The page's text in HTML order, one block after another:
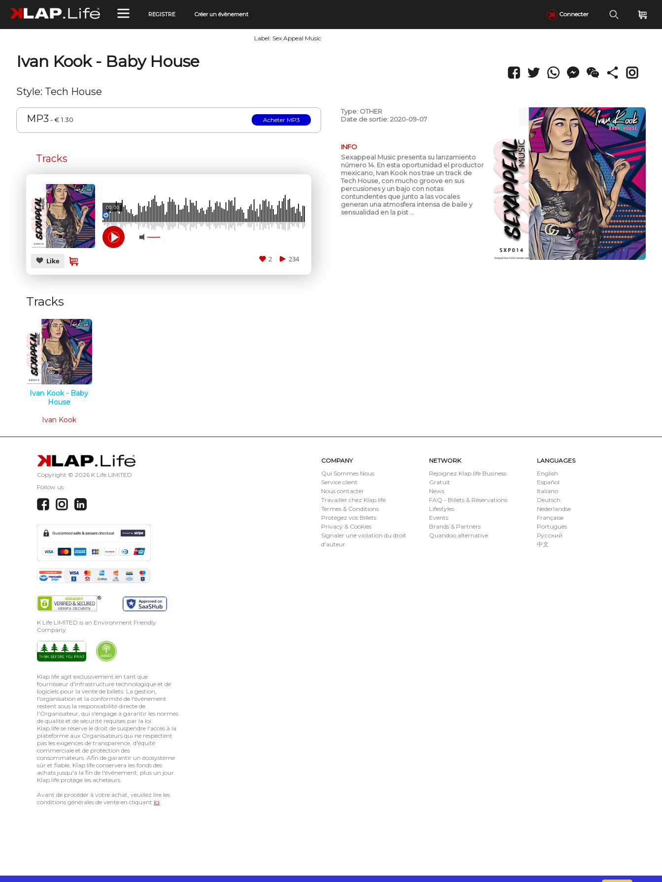
REGISTRE Créer un évènement Connecter
Label: Sex Appeal Music
Ivan Kook - Baby House
Style: Tech House
MP3 - € 1.30
Tracks
00:00
Like 234
2
Tracks
Ivan Kook - Baby
House
Ivan Kook
Type: OTHER
Date de sortie: 2020-09-07
INFO
Sexappeal Music presenta su lanzamiento
número 14. En esta oportunidad el productor
mexicano, Ivan Kook nos trae un track de
Tech House, con mucho groove en sus
percusiones y un bajo con notas
contundentes que junto a las vocales
generan una atmosfera intensa de baile y
sensualidad en la pist ...
Copyright © 2026 K Life LIMITED
Follow us:
K Life LIMITED is an Environment Friendly
Company
Klap.life agit exclusivement en tant que
fournisseur d'infrastructure technologique et de
logiciels pour la vente de billets. La gestion,
l'organisation et la conformité de l'événement
restent sous la responsabilité directe de
l'Organisateur, qui s'engage à garantir les normes
de qualité et de sécurité requises par la loi.
Klap.life se réserve le droit de suspendre l'accès à la
plateforme aux Organisateurs qui ne respectent
pas les exigences de transparence, d'équité
commerciale et de protection des
consommateurs. Afin de garantir un écosystème
sûr et fiable, Klap.life conservera les fonds des
achats jusqu'à la fin de l'événement, plus un jour.
Klap.life protège les acheteurs.
Avant de procéder à votre achat, veuillez lire les
conditions générales de vente en cliquant ici.
LANGUAGES
English
Español
Italiano
Deutsch
Nederlandse
Française
Português
Русский
中文
NETWORK
Rejoignez Klap.life Business
Gratuit
News
FAQ - Billets & Réservations
Lifestyles
Events
Brands & Partners
Quandoo alternative
COMPANY
Qui Sommes Nous
Service client
Nous contacter
Travailler chez Klap.life
Termes & Conditions
Protégez vos Billets
Privacy & Cookies
Signaler une violation du droit
d'auteur